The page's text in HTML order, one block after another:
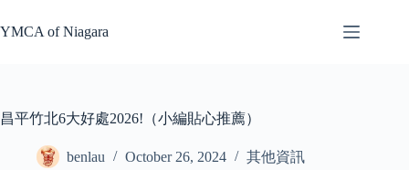
to
content
YMCA of Niagara
昌平竹北6大好處2026!（小編貼心推薦）
benlau October 26, 2024 其他資訊